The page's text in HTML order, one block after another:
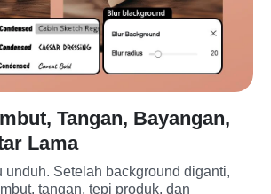
Tangan, Bayangan,
Lama
unduh. Setelah background diganti,
tangan, tepi produk, dan